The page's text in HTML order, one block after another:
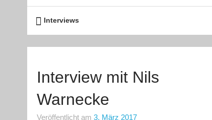
Interviews
Interview mit Nils
Warnecke
Veröffentlicht am 3. März 2017